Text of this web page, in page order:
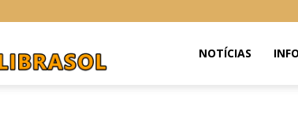
NOTÍCIAS